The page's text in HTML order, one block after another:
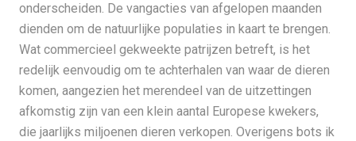
onderscheiden. De vangacties van afgelopen maanden
dienden om de natuurlijke populaties in kaart te brengen.
Wat commercieel gekweekte patrijzen betreft, is het
redelijk eenvoudig om te achterhalen van waar de dieren
komen, aangezien het merendeel van de uitzettingen
afkomstig zijn van een klein aantal Europese kwekers,
die jaarlijks miljoenen dieren verkopen. Overigens bots ik